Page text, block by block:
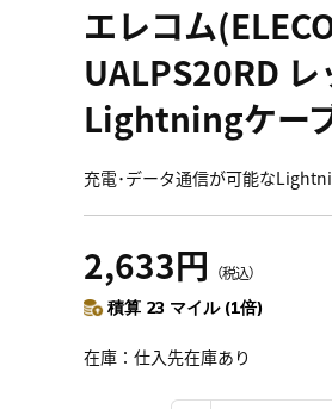
エレコム
UALPS20RD
Lightningケー
充電･データ通信が可能な
2,633円 （税込）
積算 23 マイル (1倍)
在庫 仕入先在庫あり